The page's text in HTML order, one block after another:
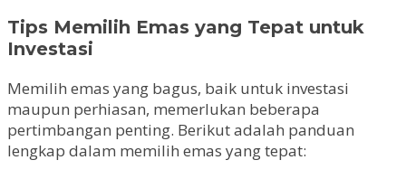
Tips Memilih Emas yang Tepat untuk
Investasi
Memilih emas yang bagus, baik untuk investasi
maupun perhiasan, memerlukan beberapa
pertimbangan penting. Berikut adalah panduan
lengkap dalam memilih emas yang tepat: